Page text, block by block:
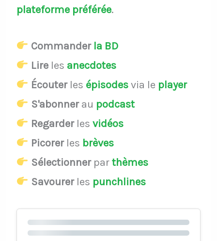
plateforme préférée.
Commander la BD
Lireles anecdotes
Écouterles épisodesvia le player
S'abonnerau podcast
Regarderles vidéos
Picorerles brèves
Sélectionnerparthèmes
Savourerles punchlines